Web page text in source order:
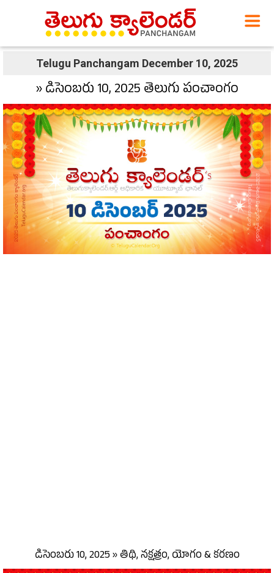
Telugu Panchangam December 10, 2025
» డిసెంబరు 10, 2025 తెలుగు పంచాంగం
డిసెంబరు 10, 2025 » తిథి, నక్షత్రం, యోగం & కరణం